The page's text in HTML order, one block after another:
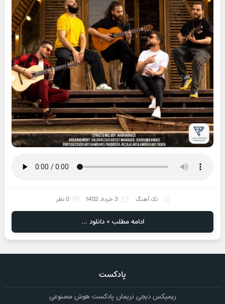
تک آهنگ 3 خرداد 1402 0 نظر
ادامه مطلب + دانلود ...
پادکست
ریمیکس دیجی نریمان پادکست هوش مصنوعی